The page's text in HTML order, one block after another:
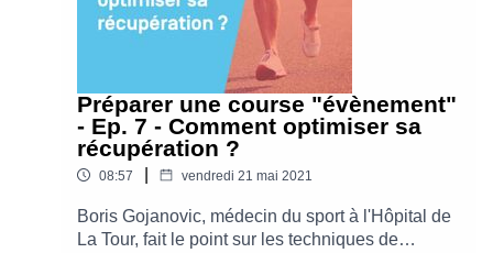
Préparer une course "évènement"
- Ep. 7 - Comment optimiser sa
récupération ?
08:57 vendredi 21 mai 2021
Boris Gojanovic, médecin du sport à l'Hôpital de
La Tour, fait le point sur les techniques de